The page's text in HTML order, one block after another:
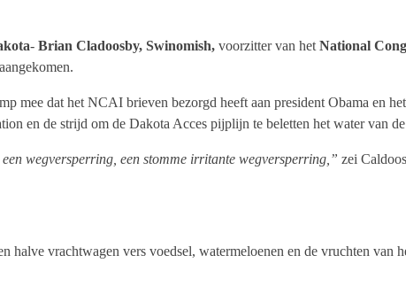
- Brian Cladoosby, Swinomish, voorzitter van het National
mee dat het NCAI brieven bezorgd heeft aan president Obama en
en de strijd om de Dakota Acces pijplijn te beletten het water van
wegversperring, een stomme irritante wegversperring,” zei
halve vrachtwagen vers voedsel, watermeloenen en de vruchten van